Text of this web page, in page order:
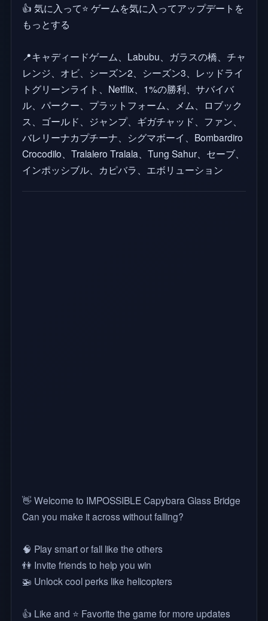
👍 気に入って⭐ ゲームを気に入ってアップデートを
もっとする
📍キャディードゲーム、Labubu、ガラスの橋、チャ
レンジ、オビ、シーズン2、シーズン3、レッドライ
トグリーンライト、Netflix、1%の勝利、サバイバ
ル、パークー、プラットフォーム、メム、ロブック
ス、ゴールド、ジャンプ、ギガチャッド、ファン、
バレリーナカプチーナ、シグマボーイ、Bombardiro
Crocodilo、Tralalero Tralala、Tung Sahur、セーブ、
インポッシブル、カピバラ、エボリューション
👋 Welcome to IMPOSSIBLE Capybara Glass Bridge
Can you make it across without falling?
🧠 Play smart or fall like the others
👫 Invite friends to help you win
🚁 Unlock cool perks like helicopters
👍 Like and ⭐️ Favorite the game for more updates